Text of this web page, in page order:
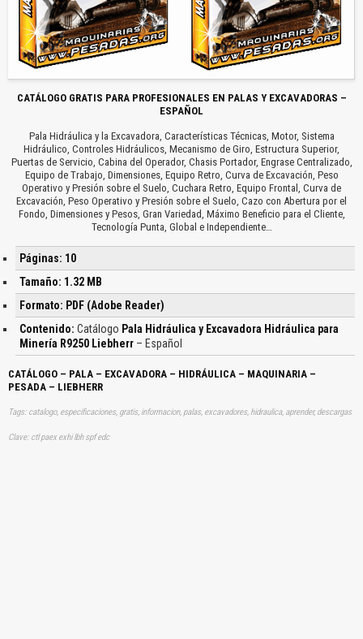
CATÁLOGO GRATIS PARA PROFESIONALES EN PALAS Y EXCAVADORAS –
ESPAÑOL
Pala Hidráulica y la Excavadora, Características Técnicas, Motor, Sistema
Hidráulico, Controles Hidráulicos, Mecanismo de Giro, Estructura Superior,
Puertas de Servicio, Cabina del Operador, Chasis Portador, Engrase Centralizado,
Equipo de Trabajo, Dimensiones, Equipo Retro, Curva de Excavación, Peso
Operativo y Presión sobre el Suelo, Cuchara Retro, Equipo Frontal, Curva de
Excavación, Peso Operativo y Presión sobre el Suelo, Cazo con Abertura por el
Fondo, Dimensiones y Pesos, Gran Variedad, Máximo Beneficio para el Cliente,
Tecnología Punta, Global e Independiente…
Páginas: 10
Tamaño: 1.32 MB
Formato: PDF (Adobe Reader)
Contenido: Catálogo Pala Hidráulica y Excavadora Hidráulica para
Minería R9250 Liebherr– Español
CATÁLOGO – PALA – EXCAVADORA – HIDRÁULICA – MAQUINARIA –
PESADA – LIEBHERR
Tags: catalogo, especificaciones, gratis, informacion, palas, excavadores, hidraulica, aprender, descargas
Clave: ctl paex exhi lbh spf edc